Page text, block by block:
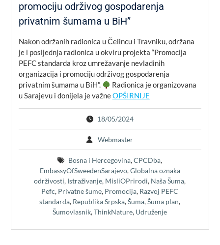
promociju održivog gospodarenja
privatnim šumama u BiH”
Nakon održanih radionica u Čelincu i Travniku, održana
je i posljednja radionica u okviru projekta “Promocija
PEFC standarda kroz umrežavanje nevladinih
organizacija i promociju održivog gospodarenja
privatnim šumama u BiH”.
Radionica je organizovana
u Sarajevu i donijela je važneOPŠIRNIJE
18/05/2024
Webmaster
Bosna i Hercegovina,CPCDba,
EmbassyOfSweedenSarajevo,Globalna oznaka
održivosti, Istraživanje, MisliOPrirodi, Naša Šuma,
Pefc, Privatne šume, Promocija, Razvoj PEFC
standarda, Republika Srpska,Šuma,Šuma plan,
Šumovlasnik,ThinkNature, Udruženje